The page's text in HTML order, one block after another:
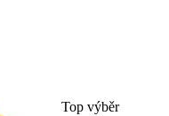
Top výběr